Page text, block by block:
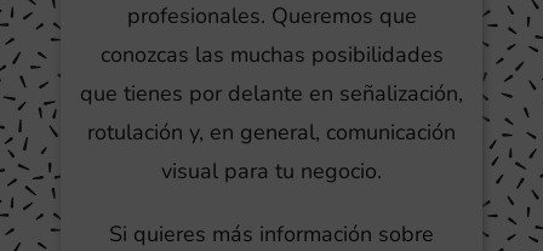
profesionales. Queremos que
conozcas las muchas posibilidades
que tienes por delante en señalización,
rotulación y, en general, comunicación
visual para tu negocio.
Si quieres más información sobre